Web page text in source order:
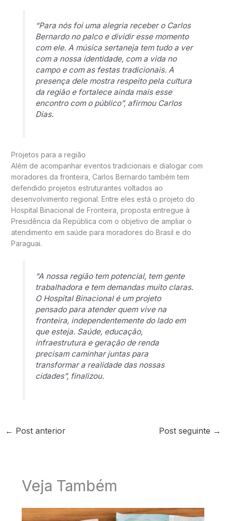
“Para nós foi uma alegria receber o Carlos
Bernardo no palco e dividir esse momento
com ele. A música sertaneja tem tudo a ver
com a nossa identidade, com a vida no
campo e com as festas tradicionais. A
presença dele mostra respeito pela cultura
da região e fortalece ainda mais esse
encontro com o público”, afirmou Carlos
Dias.
Projetos para a região
Além de acompanhar eventos tradicionais e dialogar com
moradores da fronteira, Carlos Bernardo também tem
defendido projetos estruturantes voltados ao
desenvolvimento regional. Entre eles está o projeto do
Hospital Binacional de Fronteira, proposta entregue à
Presidência da República com o objetivo de ampliar o
atendimento em saúde para moradores do Brasil e do
Paraguai.
“A nossa região tem potencial, tem gente
trabalhadora e tem demandas muito claras.
O Hospital Binacional é um projeto
pensado para atender quem vive na
fronteira, independentemente do lado em
que esteja. Saúde, educação,
infraestrutura e geração de renda
precisam caminhar juntas para
transformar a realidade das nossas
cidades”, finalizou.
← Post anterior Post seguinte →
Veja Também